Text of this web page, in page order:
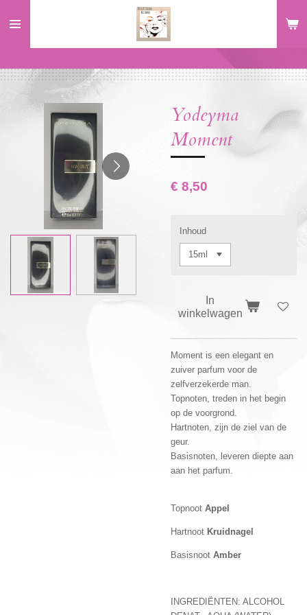
direct
hoofdinhoud
Yodeyma
Moment
€ 8,50
Inhoud
In
winkelwagen
Moment is een elegant en
zuiver parfum voor de
zelfverzekerde man.
Topnoten, treden in het begin
op de voorgrond.
Hartnoten, zijn de ziel van de
geur.
Basisnoten, leveren diepte aan
aan het parfum.
Topnoot Appel
Hartnoot Kruidnagel
Basisnoot Amber
INGREDIËNTEN: ALCOHOL